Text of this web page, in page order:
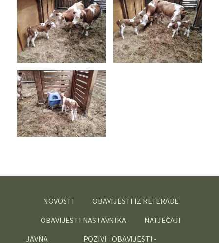
NOVOSTI
OBAVIJESTI IZ REFERADE
OBAVIJESTI NASTAVNIKA
NATJEČAJI
JAVNA
POZIVI I OBAVIJESTI -